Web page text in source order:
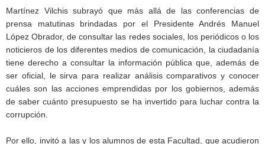
Martínez Vilchis subrayó que más allá de las conferencias de
prensa matutinas brindadas por el Presidente Andrés Manuel
López Obrador, de consultar las redes sociales, los periódicos o los
noticieros de los diferentes medios de comunicación, la ciudadanía
tiene derecho a consultar la información pública que, además de
ser oficial, le sirva para realizar análisis comparativos y conocer
cuáles son las acciones emprendidas por los gobiernos, además
de saber cuánto presupuesto se ha invertido para luchar contra la
corrupción.
Por ello, invitó a las y los alumnos de esta Facultad, que acudieron